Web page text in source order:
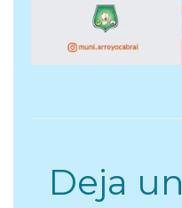
Deja un